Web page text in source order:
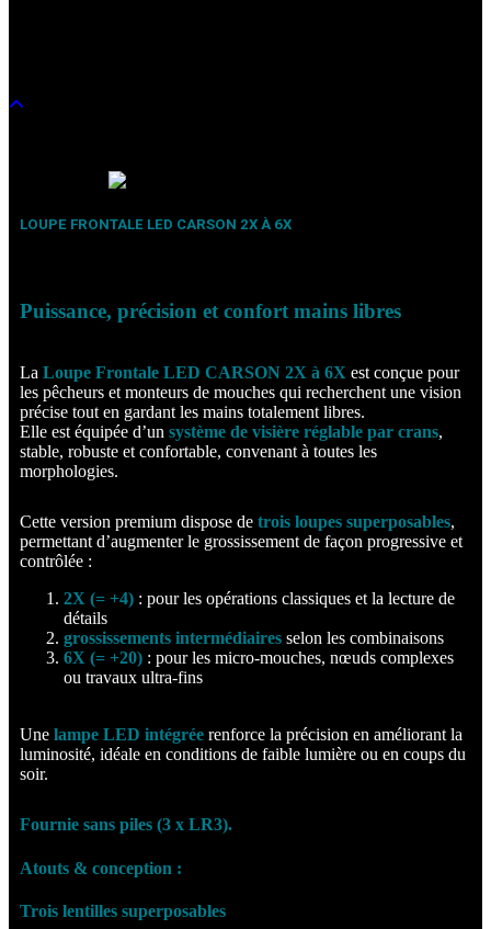
LOUPE FRONTALE LED CARSON 2X À 6X
Puissance, précision et confort mains libres
La Loupe Frontale LED CARSON 2X à 6X est conçue pour
les pêcheurs et monteurs de mouches qui recherchent une vision
précise tout en gardant les mains totalement libres.
Elle est équipée d’un système de visière réglable par crans,
stable, robuste et confortable, convenant à toutes les
morphologies.
Cette version premium dispose de trois loupes superposables,
permettant d’augmenter le grossissement de façon progressive et
contrôlée :
2X (= +4) : pour les opérations classiques et la lecture de
détails
grossissements intermédiaires selon les combinaisons
6X (= +20) : pour les micro-mouches, nœuds complexes
ou travaux ultra-fins
Une lampe LED intégrée renforce la précision en améliorant la
luminosité, idéale en conditions de faible lumière ou en coups du
soir.
Fournie sans piles (3 x LR3).
Atouts & conception :
Trois lentilles superposables